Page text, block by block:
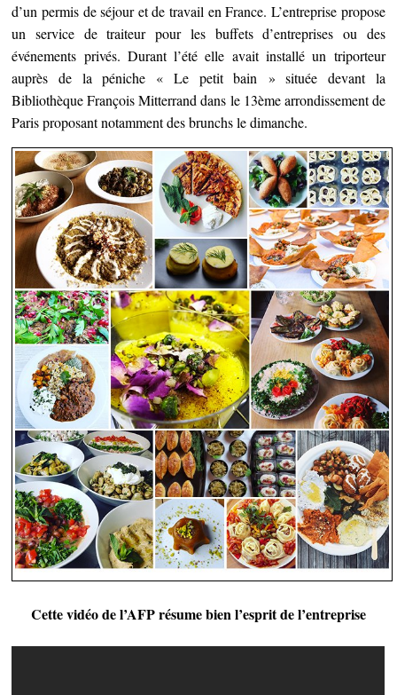
d’un permis de séjour et de travail en France. L’entreprise propose
un service de traiteur pour les buffets d’entreprises ou des
événements privés. Durant l’été elle avait installé un triporteur
auprès de la péniche « Le petit bain » située devant la
Bibliothèque François Mitterrand dans le 13ème arrondissement de
Paris proposant notamment des brunchs le dimanche.
Cette vidéo de l’AFP résume bien l’esprit de l’entreprise